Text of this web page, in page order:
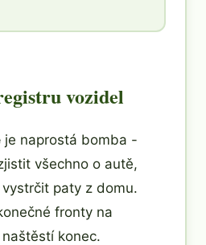
vozidel
je naprostá bomba -
všechno o autě,
paty z domu.
fronty na
konec.